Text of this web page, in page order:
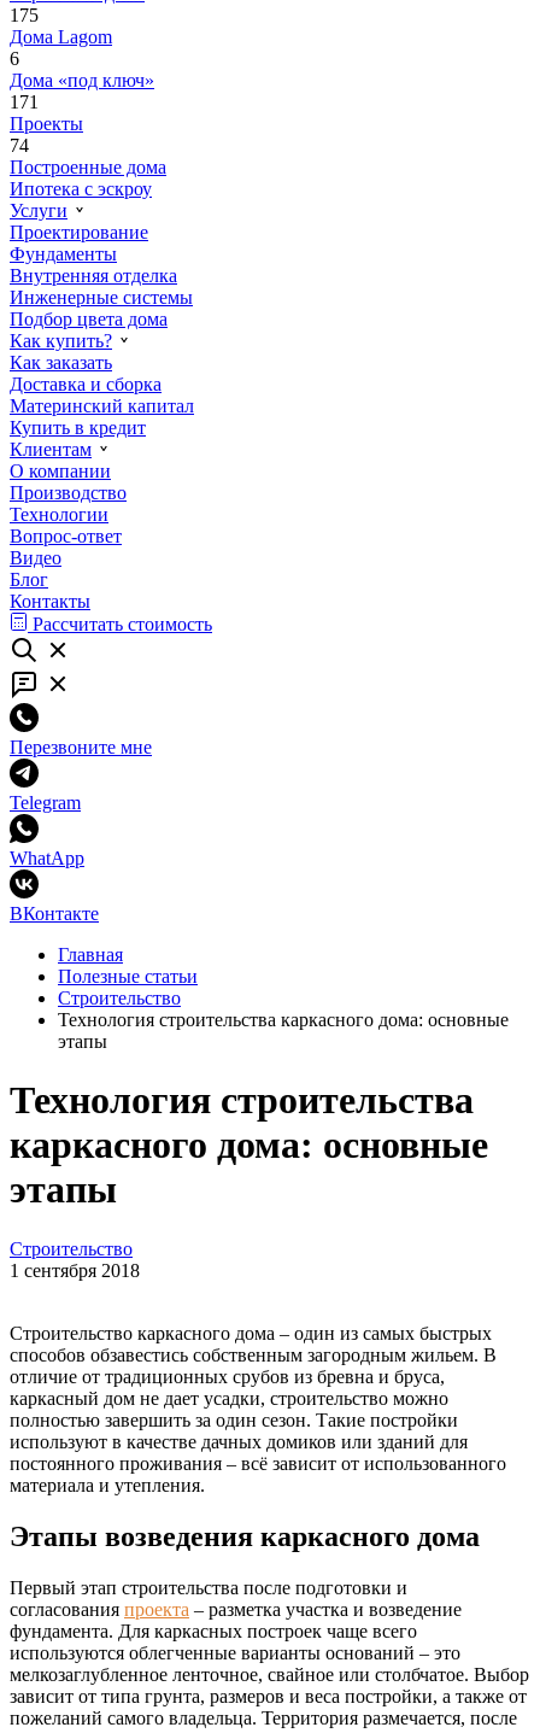
175
Дома Lagom
6
Дома «под ключ»
171
Проекты
74
Построенные дома
Ипотека с эскроу
Услуги
Проектирование
Фундаменты
Внутренняя отделка
Инженерные системы
Подбор цвета дома
Как купить?
Как заказать
Доставка и сборка
Материнский капитал
Купить в кредит
Клиентам
О компании
Производство
Технологии
Вопрос-ответ
Видео
Блог
Контакты
Рассчитать стоимость
Перезвоните мне
Telegram
WhatApp
ВКонтакте
Главная
Полезные статьи
Строительство
Технология строительства каркасного дома: основные
этапы
Технология строительства
каркасного дома: основные
этапы
Строительство
1 сентября 2018
Строительство каркасного дома – один из самых быстрых
способов обзавестись собственным загородным жильем. В
отличие от традиционных срубов из бревна и бруса,
каркасный дом не дает усадки, строительство можно
полностью завершить за один сезон. Такие постройки
используют в качестве дачных домиков или зданий для
постоянного проживания – всё зависит от использованного
материала и утепления.
Этапы возведения каркасного дома
Первый этап строительства после подготовки и
согласования проекта – разметка участка и возведение
фундамента. Для каркасных построек чаще всего
используются облегченные варианты оснований – это
мелкозаглубленное ленточное, свайное или столбчатое. Выбор
зависит от типа грунта, размеров и веса постройки, а также от
пожеланий самого владельца. Территория размечается, после